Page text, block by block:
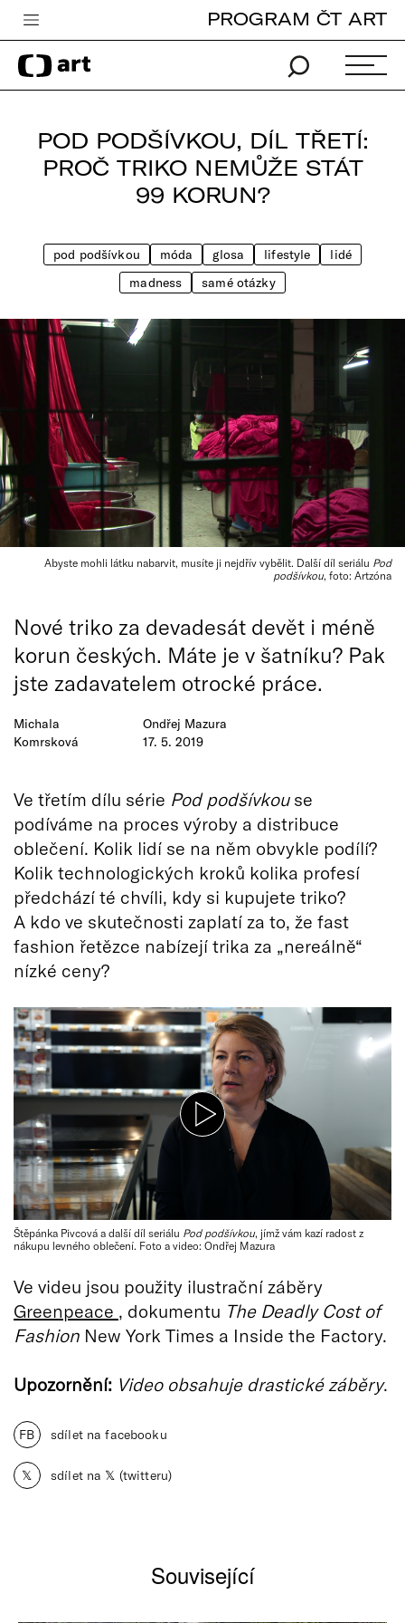
Česká televize
Zpravodajství
iVysílání
PROGRAM ČT ART
POD PODŠÍVKOU, DÍL TŘETÍ:
PROČ TRIKO NEMŮŽE STÁT
99 KORUN?
pod podšívkou móda glosa lifestyle
lidé
madness
samé otázky
Abyste mohli látku nabarvit, musíte ji nejdřív vybělit. Další díl seriálu Pod
podšívkou, foto: Artzóna
Michala
Komrsková
Ondřej Mazura
17. 5. 2019
Nové triko za devadesát devět i méně
korun českých. Máte je v šatníku? Pak
jste zadavatelem otrocké práce.
Ve třetím dílu série Pod podšívkou se
podíváme na proces výroby a distribuce
oblečení. Kolik lidí se na něm obvykle podílí?
Kolik technologických kroků kolika profesí
předchází té chvíli, kdy si kupujete triko?
A kdo ve skutečnosti zaplatí za to, že fast
fashion řetězce nabízejí trika za „nereálně“
nízké ceny?
Štěpánka Pivcová a další díl seriálu Pod podšívkou, jímž vám kazí radost z
nákupu levného oblečení. Foto a video: Ondřej Mazura
Ve videu jsou použity ilustrační záběry
Greenpeace , dokumentu The Deadly Cost of
Fashion New York Times a Inside the Factory.
Upozornění: Video obsahuje drastické záběry.
FB sdílet na facebooku
𝕏 sdílet na 𝕏 (twitteru)
Související